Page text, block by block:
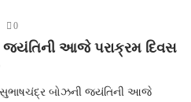
0
જયંતિની આજે પરાક્રમ દિવસ
સુભાષચંદ્ર બોઝની જયંતિની આજે